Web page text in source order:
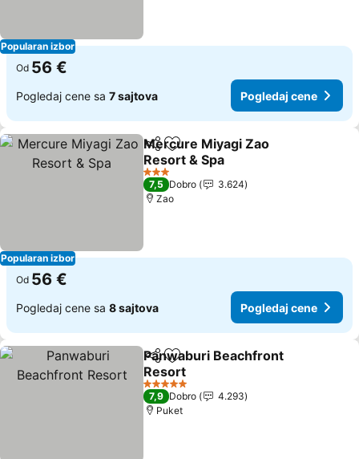
Popularan izbor
Od 56 €
Pogledaj cene sa 7 sajtova Pogledaj cene
Popularan izbor
Deli Dodati u favorite
Mercure Miyagi Zao
Resort & Spa
3 Zvezdice
7,5 Dobro
3.624
Zao
Od 56 €
Pogledaj cene sa 8 sajtova Pogledaj cene
Deli Dodati u favorite
Panwaburi Beachfront
Resort
5 Zvezdice
7,9 Dobro
4.293
Puket